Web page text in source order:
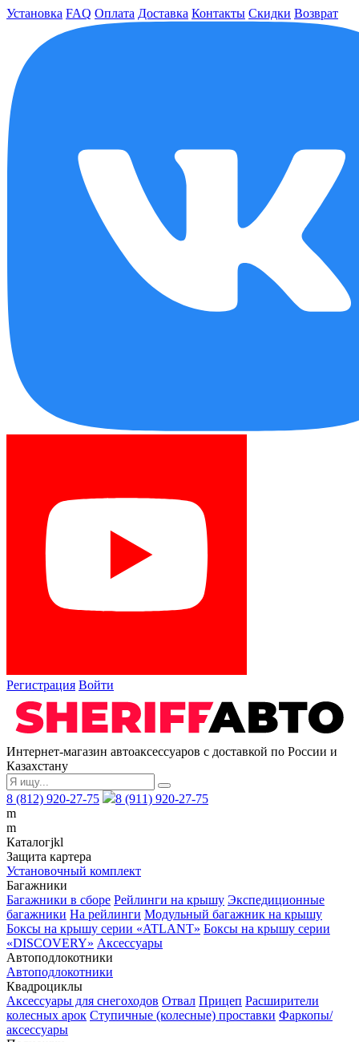
Установка FAQ Оплата Доставка Контакты Скидки Возврат
Регистрация Войти
Интернет-магазин автоаксессуаров с доставкой по России и
Казахстану
8 (812) 920-27-75
8 (911) 920-27-75
m
m
Каталогjkl
Защита картера
Установочный комплект
Багажники
Багажники в сборе Рейлинги на крышу Экспедиционные
багажники На рейлинги Модульный багажник на крышу
Боксы на крышу серии «ATLANT» Боксы на крышу серии
«DISCOVERY» Аксессуары
Автоподлокотники
Автоподлокотники
Квадроциклы
Аксессуары для снегоходов Отвал Прицеп Расширители
колесных арок Ступичные (колесные) проставки Фаркопы/
аксессуары